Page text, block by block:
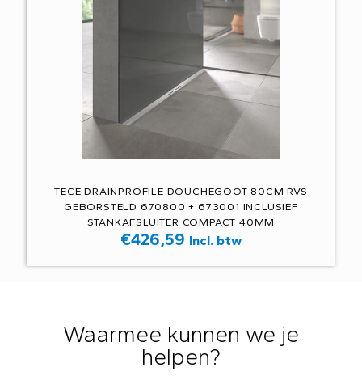
TECE DRAINPROFILE DOUCHEGOOT 80CM RVS
GEBORSTELD 670800 + 673001 INCLUSIEF
STANKAFSLUITER COMPACT 40MM
€426,59 Incl. btw
Waarmee kunnen we je
helpen?